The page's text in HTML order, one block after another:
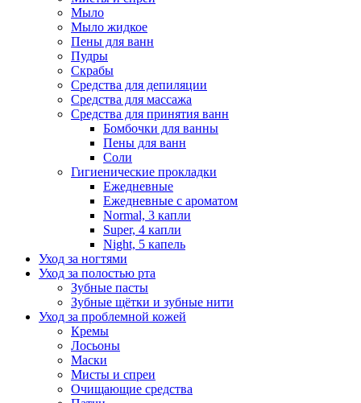
Мыло
Мыло жидкое
Пены для ванн
Пудры
Скрабы
Средства для депиляции
Средства для массажа
Средства для принятия ванн
Бомбочки для ванны
Пены для ванн
Соли
Гигиенические прокладки
Ежедневные
Ежедневные с ароматом
Normal, 3 капли
Super, 4 капли
Night, 5 капель
Уход за ногтями
Уход за полостью рта
Зубные пасты
Зубные щётки и зубные нити
Уход за проблемной кожей
Кремы
Лосьоны
Маски
Мисты и спреи
Очищающие средства